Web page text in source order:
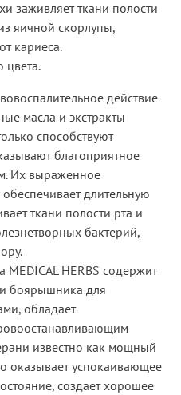
заживляет ткани полости
яичной скорлупы,
кариеса.
цвета.
действие
масла и экстракты
способствуют
благоприятное
Их выраженное
длительную
ткани полости рта и
бактерий,
MEDICAL HERBS содержит
боярышника для
обладает
известно как мощный
оказывает успокаивающее
создает хорошее